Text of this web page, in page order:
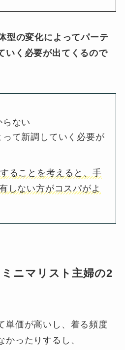
型の変化によってパーテ
いく必要が出てくるので
らない
て新調していく必要が
ることを考えると、手
しない方がコスパがよ
ニマリスト主婦の2
単価が高いし、着る頻度
かったりするし、